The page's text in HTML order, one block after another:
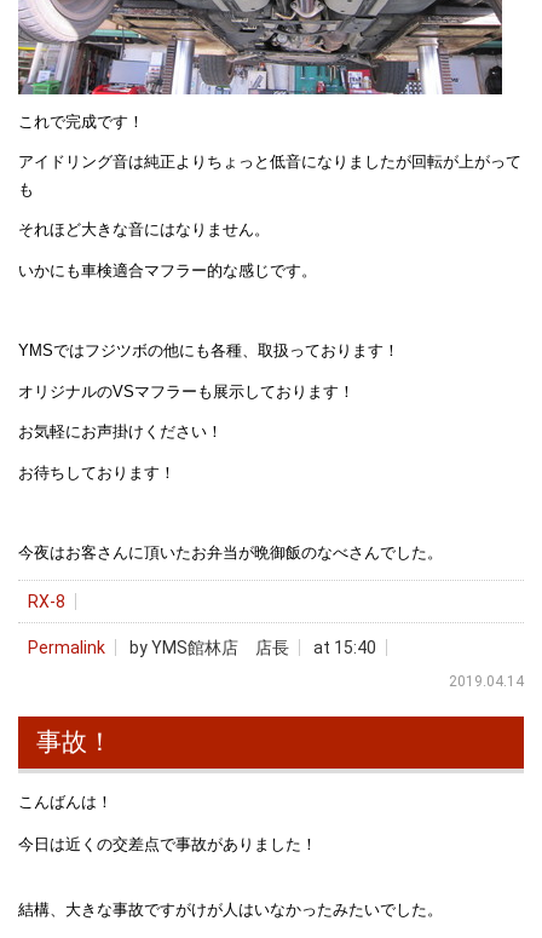
これで完成です！
アイドリング音は純正よりちょっと低音になりましたが回転が上がって
も
それほど大きな音にはなりません。
いかにも車検適合マフラー的な感じです。
YMSではフジツボの他にも各種、取扱っております！
オリジナルのVSマフラーも展示しております！
お気軽にお声掛けください！
お待ちしております！
今夜はお客さんに頂いたお弁当が晩御飯のなべさんでした。
RX-8
Permalink by YMS館林店 店長 at 15:40
2019.04.14
事故！
こんばんは！
今日は近くの交差点で事故がありました！
結構、大きな事故ですがけが人はいなかったみたいでした。